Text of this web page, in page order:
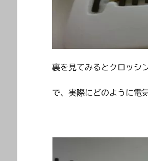
裏を見てみるとクロッシ
で、実際にどのように電